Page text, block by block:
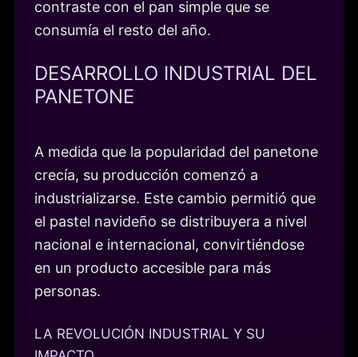
contraste con el pan simple que se
consumía el resto del año.
DESARROLLO INDUSTRIAL DEL
PANETONE
A medida que la popularidad del panetone
crecía, su producción comenzó a
industrializarse. Este cambio permitió que
el pastel navideño se distribuyera a nivel
nacional e internacional, convirtiéndose
en un producto accesible para más
personas.
LA REVOLUCIÓN INDUSTRIAL Y SU